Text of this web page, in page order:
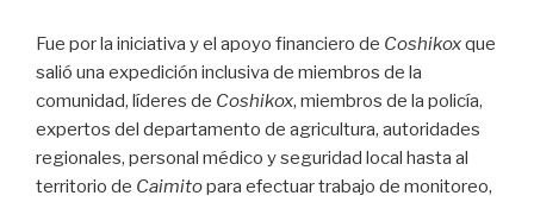
Fue por la iniciativa y el apoyo financiero de Coshikoxque
salió una expedición inclusiva de miembros de la
comunidad, líderes de Coshikox, miembros de la policía,
expertos del departamento de agricultura, autoridades
regionales, personal médico y seguridad local hasta al
territorio de Caimitopara efectuar trabajo de monitoreo,